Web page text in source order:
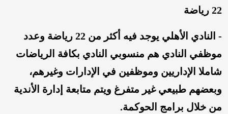
22 رياضة
- النادي الأهلي يوجد فيه أكثر من 22 رياضة وعدد
موظفي النادي هم منسوبي النادي بكافة الرياضات
شاملا الإداريين وموظفين في الإدارات وغيرهم،
وبعضهم طبيعي غير متفرغ ويتم متابعة إدارة الأندية
من خلال برامج الحوكمة.